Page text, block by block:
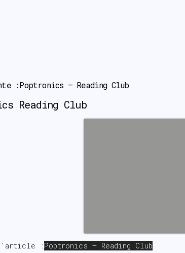
:Poptronics – Reading Club
Reading Club
l'article : Poptronics – Reading Club